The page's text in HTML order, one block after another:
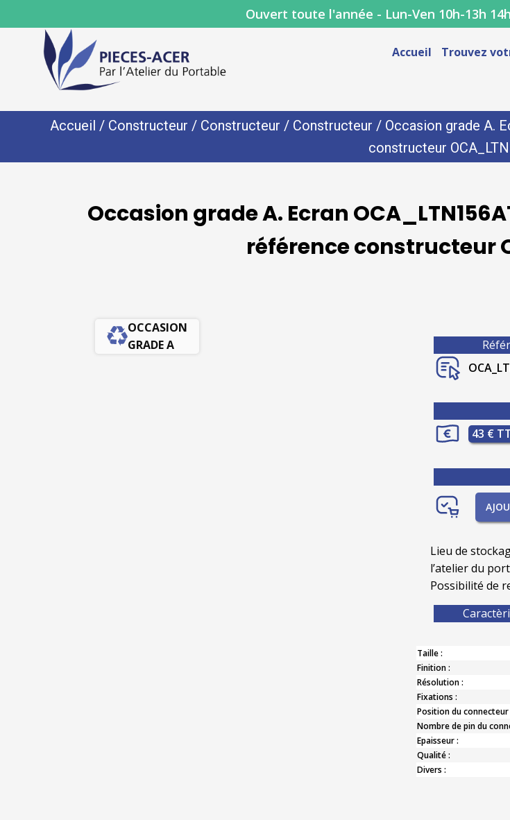
Ouvert toute l'année - Lun-Ven 10h-13h
Accueil Trouvez
Accueil / Constructeur / Constructeur / Constructeur / Occasion grade A.
constructeur
Occasion grade A. Ecran
référence constructeur
OCCASION
GRADE A
43 €
Lieu de
l’atelier du
Possibilité de
Taille :
Finition :
Résolution :
Fixations :
Position du connecteur
Nombre de pin du
Epaisseur :
Qualité :
Divers :